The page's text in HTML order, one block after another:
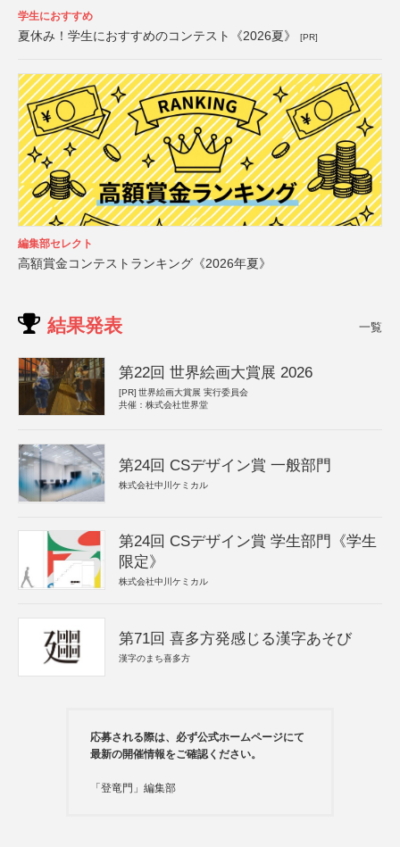
学生におすすめ
夏休み！学生におすすめのコンテスト《2026夏》 [PR]
編集部セレクト
高額賞金コンテストランキング《2026年夏》
結果発表 一覧
第22回 世界絵画大賞展 2026
[PR] 世界絵画大賞展 実行委員会
共催：株式会社世界堂
第24回 CSデザイン賞 一般部門
株式会社中川ケミカル
第24回 CSデザイン賞 学生部門《学生
限定》
株式会社中川ケミカル
第71回 喜多方発感じる漢字あそび
漢字のまち喜多方
応募される際は、必ず公式ホームページにて
最新の開催情報をご確認ください。
「登竜門」編集部